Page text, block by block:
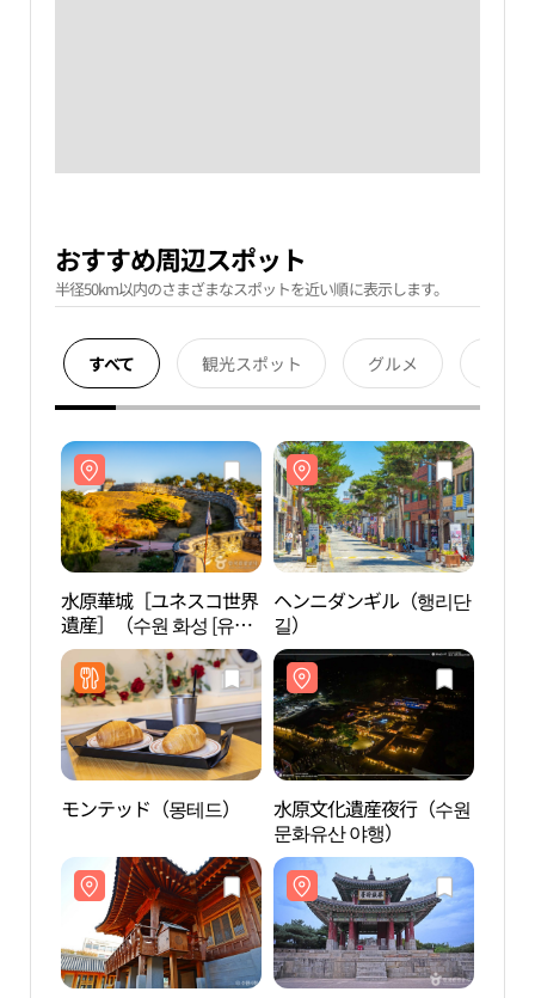
おすすめ周辺スポット
半径50km以内のさまざまなスポットを近い順に表示します。
すべて 観光スポット グルメ
水原華城［ユネスコ世界
遺産］（수원 화성 [유네
스코 세계유산]）
ヘンニダンギル（행리단
길）
モンテッド（몽테드）
水原文化遺産夜行（수원
문화유산 야행）